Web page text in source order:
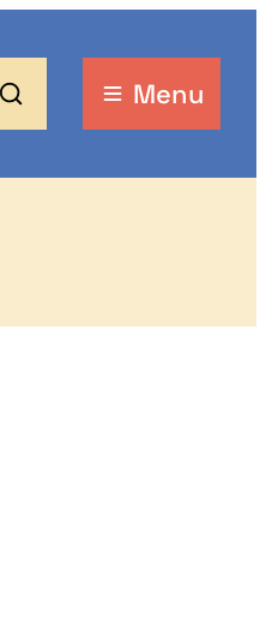
Zoeken Menu